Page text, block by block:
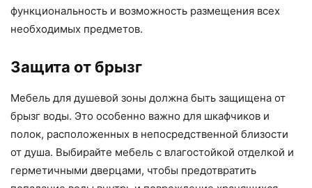
функциональность и возможность размещения всех
необходимых предметов.
Защита от брызг
Мебель для душевой зоны должна быть защищена от
брызг воды. Это особенно важно для шкафчиков и
полок, расположенных в непосредственной близости
от душа. Выбирайте мебель с влагостойкой отделкой и
герметичными дверцами, чтобы предотвратить